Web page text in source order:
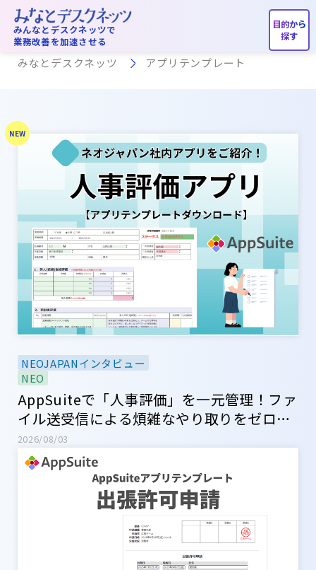
みんなとデスクネッツで
業務改善を加速させる
アプリテンプレート
みなとデスクネッツ アプリテンプレート
NEOJAPANインタビュー
NEO
AppSuiteで「人事評価」を一元管理！ファ
イル送受信による煩雑なやり取りをゼロ
に！【ネオジャパン社内アプリ紹介】
2026/08/03